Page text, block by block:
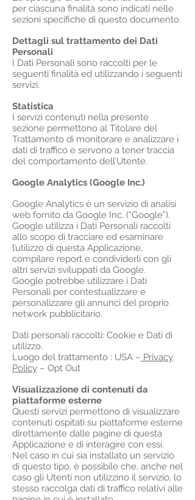
per ciascuna finalità sono indicati nelle
sezioni specifiche di questo documento.
Dettagli sul trattamento dei Dati
Personali
I Dati Personali sono raccolti per le
seguenti finalità ed utilizzando i seguenti
servizi:
Statistica
I servizi contenuti nella presente
sezione permettono al Titolare del
Trattamento di monitorare e analizzare i
dati di traffico e servono a tener traccia
del comportamento dell’Utente.
Google Analytics (Google Inc.)
Google Analytics è un servizio di analisi
web fornito da Google Inc. (“Google”).
Google utilizza i Dati Personali raccolti
allo scopo di tracciare ed esaminare
l’utilizzo di questa Applicazione,
compilare report e condividerli con gli
altri servizi sviluppati da Google.
Google potrebbe utilizzare i Dati
Personali per contestualizzare e
personalizzare gli annunci del proprio
network pubblicitario.
Dati personali raccolti: Cookie e Dati di
utilizzo.
Luogo del trattamento : USA – Privacy
Policy – Opt Out
Visualizzazione di contenuti da
piattaforme esterne
Questi servizi permettono di visualizzare
contenuti ospitati su piattaforme esterne
direttamente dalle pagine di questa
Applicazione e di interagire con essi.
Nel caso in cui sia installato un servizio
di questo tipo, è possibile che, anche nel
caso gli Utenti non utilizzino il servizio, lo
stesso raccolga dati di traffico relativi alle